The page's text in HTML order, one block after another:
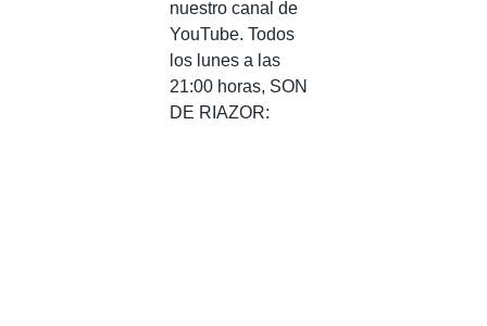
nuestro canal de
YouTube. Todos
los lunes a las
21:00 horas, SON
DE RIAZOR: